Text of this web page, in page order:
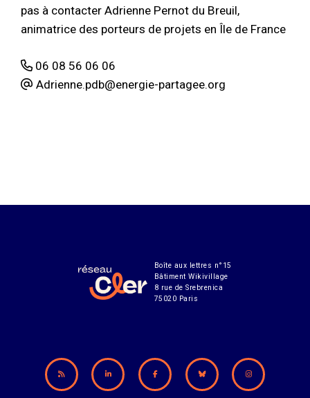
pas à contacter Adrienne Pernot du Breuil,
animatrice des porteurs de projets en Île de France
06 08 56 06 06
Adrienne.pdb@energie-partagee.org
Boîte aux lettres n°15
Bâtiment Wikivillage
8 rue de Srebrenica
75020 Paris